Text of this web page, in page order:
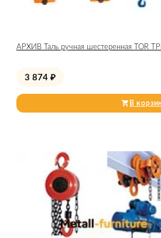
АРХИВ Таль ручная шестеренная TOR
3 874 ₽
В